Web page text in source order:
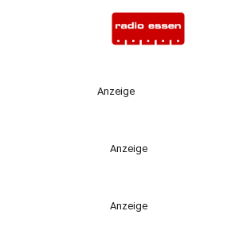
Anzeige
Anzeige
Anzeige